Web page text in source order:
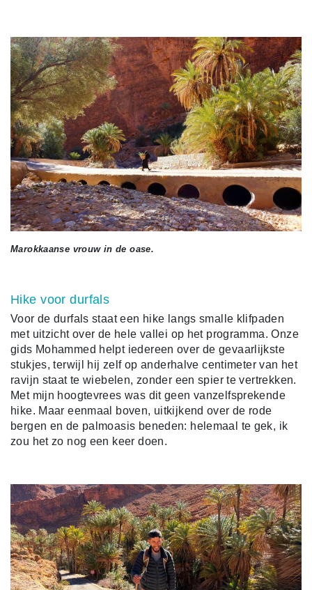
Marokkaanse vrouw in de oase.
Hike voor durfals
Voor de durfals staat een hike langs smalle klifpaden
met uitzicht over de hele vallei op het programma. Onze
gids Mohammed helpt iedereen over de gevaarlijkste
stukjes, terwijl hij zelf op anderhalve centimeter van het
ravijn staat te wiebelen, zonder een spier te vertrekken.
Met mijn hoogtevrees was dit geen vanzelfsprekende
hike. Maar eenmaal boven, uitkijkend over de rode
bergen en de palmoasis beneden: helemaal te gek, ik
zou het zo nog een keer doen.